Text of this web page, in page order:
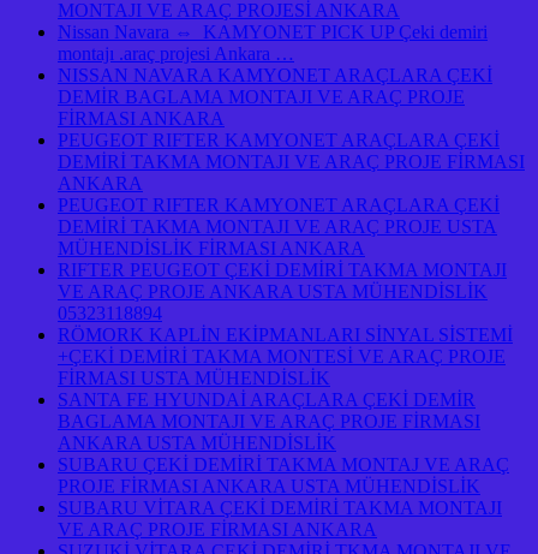
MONTAJI VE ARAÇ PROJESİ ANKARA
Nissan Navara ⇔ KAMYONET PICK UP Çeki demiri
montajı .araç projesi Ankara …
NISSAN NAVARA KAMYONET ARAÇLARA ÇEKİ
DEMİR BAGLAMA MONTAJI VE ARAÇ PROJE
FİRMASI ANKARA
PEUGEOT RIFTER KAMYONET ARAÇLARA ÇEKİ
DEMİRİ TAKMA MONTAJI VE ARAÇ PROJE FİRMASI
ANKARA
PEUGEOT RIFTER KAMYONET ARAÇLARA ÇEKİ
DEMİRİ TAKMA MONTAJI VE ARAÇ PROJE USTA
MÜHENDİSLİK FİRMASI ANKARA
RIFTER PEUGEOT ÇEKİ DEMİRİ TAKMA MONTAJI
VE ARAÇ PROJE ANKARA USTA MÜHENDİSLİK
05323118894
RÖMORK KAPLİN EKİPMANLARI SİNYAL SİSTEMİ
+ÇEKİ DEMİRİ TAKMA MONTESİ VE ARAÇ PROJE
FİRMASI USTA MÜHENDİSLİK
SANTA FE HYUNDAİ ARAÇLARA ÇEKİ DEMİR
BAGLAMA MONTAJI VE ARAÇ PROJE FİRMASI
ANKARA USTA MÜHENDİSLİK
SUBARU ÇEKİ DEMİRİ TAKMA MONTAJ VE ARAÇ
PROJE FİRMASI ANKARA USTA MÜHENDİSLİK
SUBARU VİTARA ÇEKİ DEMİRİ TAKMA MONTAJI
VE ARAÇ PROJE FİRMASI ANKARA